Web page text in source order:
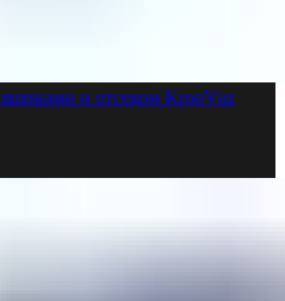
и отсеком KronVuz